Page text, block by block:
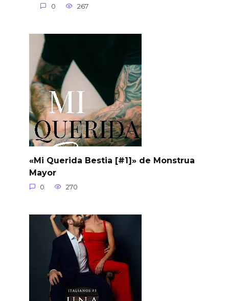
0 267
«Mi Querida Bestia [#1]» de Monstrua
Mayor
0 270